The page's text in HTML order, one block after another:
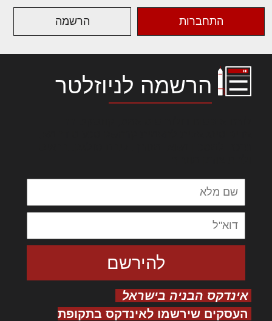
התחברות הרשמה
הרשמה לניוזלטר
אינדקס הבניה בישראל
העסקים שירשמו לאינדקס בתקופת